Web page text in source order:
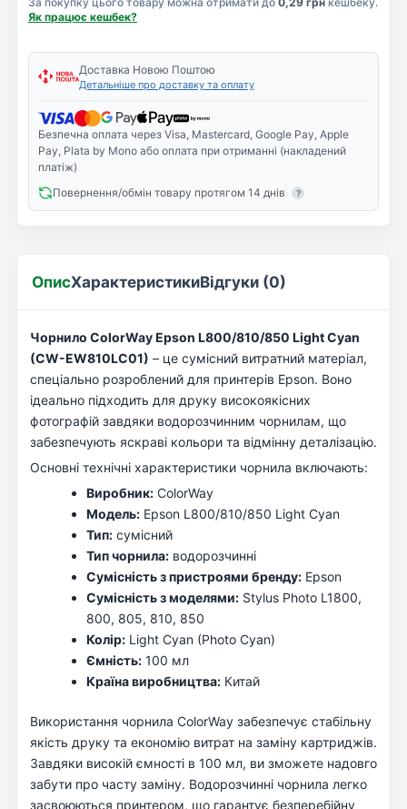
Як працює кешбек?
Доставка Новою Поштою
Детальніше про доставку та оплату
Безпечна оплата через Visa, Mastercard, Google Pay, Apple
Pay, Plata by Mono або оплата при отриманні (накладений
платіж)
Повернення/обмін товару протягом 14 днів
?
ОписХарактеристикиВідгуки (0)
Чорнило ColorWay Epson L800/810/850 Light Cyan
(CW-EW810LC01) – це сумісний витратний матеріал,
спеціально розроблений для принтерів Epson. Воно
ідеально підходить для друку високоякісних
фотографій завдяки водорозчинним чорнилам, що
забезпечують яскраві кольори та відмінну деталізацію.
Основні технічні характеристики чорнила включають:
Виробник: ColorWay
Модель: Epson L800/810/850 Light Cyan
Тип: сумісний
Тип чорнила: водорозчинні
Сумісність з пристроями бренду: Epson
Сумісність з моделями: Stylus Photo L1800,
800, 805, 810, 850
Колір: Light Cyan (Photo Cyan)
Ємність: 100 мл
Країна виробництва: Китай
Використання чорнила ColorWay забезпечує стабільну
якість друку та економію витрат на заміну картриджів.
Завдяки високій ємності в 100 мл, ви зможете надовго
забути про часту заміну. Водорозчинні чорнила легко
засвоюються принтером, що гарантує безперебійну